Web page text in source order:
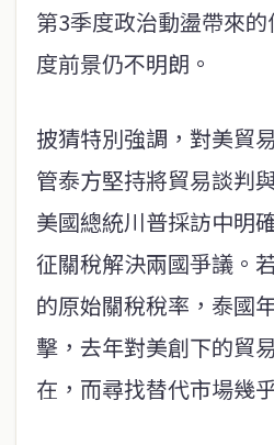
第3季度政治動盪帶來
度前景仍不明朗。
披猜特別強調，對美貿
管泰方堅持將貿易談判
美國總統川普採訪中明
征關稅解決兩國爭議。
的原始關稅稅率，泰國
擊，去年對美創下的貿
在，而尋找替代市場幾